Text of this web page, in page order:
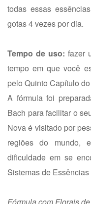
todas essas
gotas 4 vezes por dia.
Tempo de uso: fazer
tempo em que você
pelo Quinto Capítulo
A fórmula foi
Bach para facilitar o
Nova é visitado por
regiões do mundo,
dificuldade em se
Sistemas de